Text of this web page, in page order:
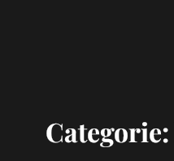
Categorie: